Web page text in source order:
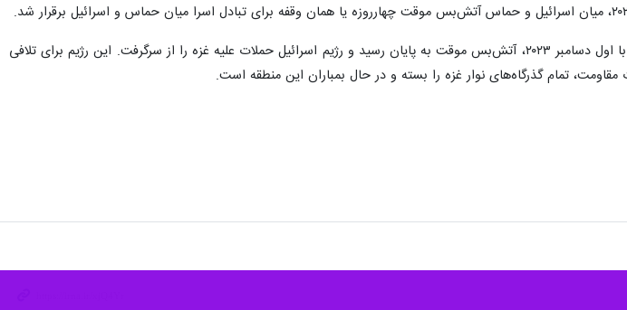
این وقفه در جنگ، هفت روز ادامه یافت و سرانجام صبح جمعه ۱۰ آذر برابر با اول دسامبر ۲۰۲۳، آتش‌بس موقت به پایان رسید و رژیم اسرائیل حملات علیه غزه را از سرگرفت. این رژیم برای تلافی
تمام گذرگاه‌های نوار غزه را بسته و در حال بمباران این منطقه است.